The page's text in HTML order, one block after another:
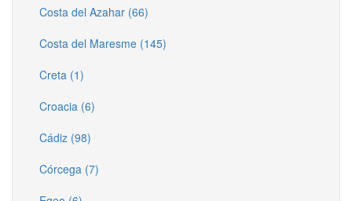
Costa del Azahar (66)
Costa del Maresme (145)
Creta (1)
Croacia (6)
Cádiz (98)
Córcega (7)